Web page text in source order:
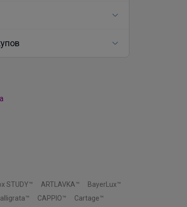
STUDY™ ARTLAVKA™
BayerLux™
CAPPIO™
Cartage™